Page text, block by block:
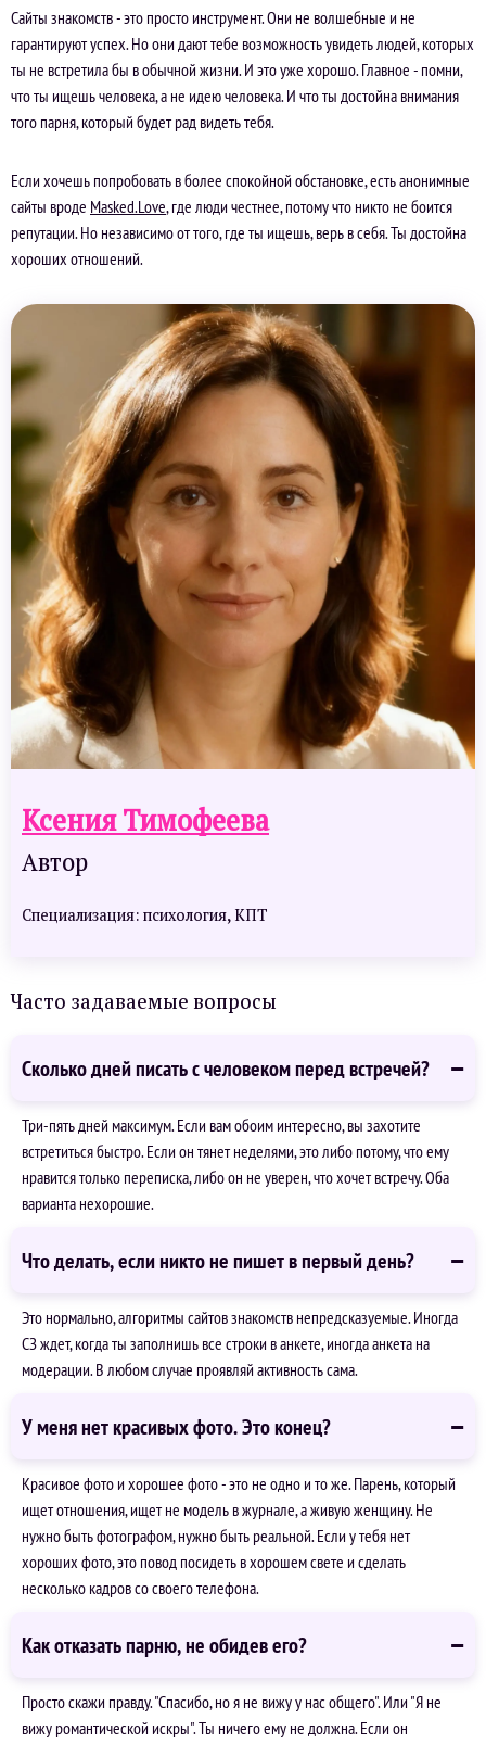
Сайты знакомств - это просто инструмент. Они не волшебные и не
гарантируют успех. Но они дают тебе возможность увидеть людей, которых
ты не встретила бы в обычной жизни. И это уже хорошо. Главное - помни,
что ты ищешь человека, а не идею человека. И что ты достойна внимания
того парня, который будет рад видеть тебя.
Если хочешь попробовать в более спокойной обстановке, есть анонимные
сайты вроде Masked.Love, где люди честнее, потому что никто не боится
репутации. Но независимо от того, где ты ищешь, верь в себя. Ты достойна
хороших отношений.
Ксения Тимофеева
Автор
Специализация: психология, КПТ
Часто задаваемые вопросы
Сколько дней писать с человеком перед встречей?
Три-пять дней максимум. Если вам обоим интересно, вы захотите
встретиться быстро. Если он тянет неделями, это либо потому, что ему
нравится только переписка, либо он не уверен, что хочет встречу. Оба
варианта нехорошие.
Что делать, если никто не пишет в первый день?
Это нормально, алгоритмы сайтов знакомств непредсказуемые. Иногда
СЗ ждет, когда ты заполнишь все строки в анкете, иногда анкета на
модерации. В любом случае проявляй активность сама.
У меня нет красивых фото. Это конец?
Красивое фото и хорошее фото - это не одно и то же. Парень, который
ищет отношения, ищет не модель в журнале, а живую женщину. Не
нужно быть фотографом, нужно быть реальной. Если у тебя нет
хороших фото, это повод посидеть в хорошем свете и сделать
несколько кадров со своего телефона.
Как отказать парню, не обидев его?
Просто скажи правду. "Спасибо, но я не вижу у нас общего". Или "Я не
вижу романтической искры". Ты ничего ему не должна. Если он